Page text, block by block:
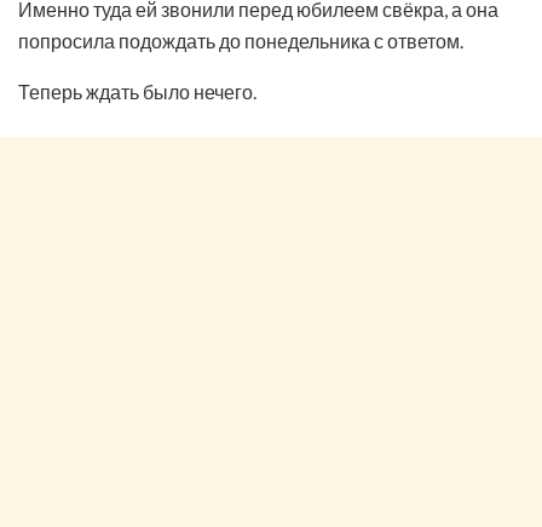
Именно туда ей звонили перед юбилеем свёкра, а она
попросила подождать до понедельника с ответом.
Теперь ждать было нечего.